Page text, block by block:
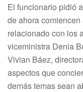
El funcionario pidió
de ahora
relacionado con los
viceministra Denia
Vivian Báez,
aspectos que
demás temas sean